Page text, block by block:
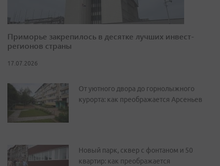
Приморье закрепилось в десятке лучших инвест-
регионов страны
17.07.2026
От уютного двора до горнолыжного
курорта: как преображается Арсеньев
Новый парк, сквер с фонтаном и 50
квартир: как преображается